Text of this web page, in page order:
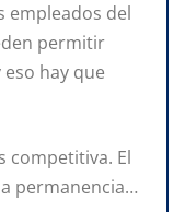
empleados del
permitir
hay que
competitiva. El
permanencia…